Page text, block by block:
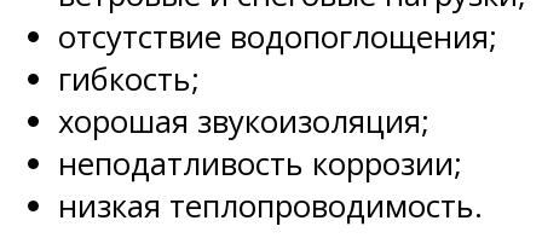
отсутствие водопоглощения;
гибкость;
хорошая звукоизоляция;
неподатливость коррозии;
низкая теплопроводимость.